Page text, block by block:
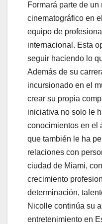
Formará parte de
cinematográfico en
equipo de
internacional. Esta
seguir haciendo lo
Además de su
incursionado en el
crear su propia
iniciativa no solo le
conocimientos en el
que también le ha
relaciones con
ciudad de Miami,
crecimiento
determinación,
Nicolle continúa su
entretenimiento en